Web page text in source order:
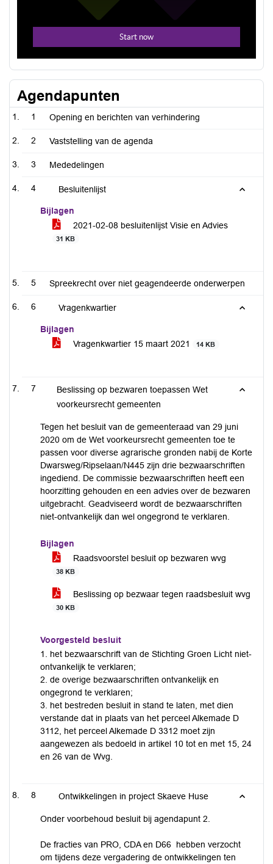
Agendapunten
1 Opening en berichten van verhindering
2 Vaststelling van de agenda
3 Mededelingen
4 Besluitenlijst
Bijlagen
2021-02-08 besluitenlijst Visie en Advies
31 KB
5 Spreekrecht over niet geagendeerde onderwerpen
6 Vragenkwartier
Bijlagen
Vragenkwartier 15 maart 2021
14 KB
7
Beslissing op bezwaren toepassen Wet
voorkeursrecht gemeenten
Tegen het besluit van de gemeenteraad van 29 juni
2020 om de Wet voorkeursrecht gemeenten toe te
passen voor diverse agrarische gronden nabij de Korte
Dwarsweg/Ripselaan/N445 zijn drie bezwaarschriften
ingediend. De commissie bezwaarschriften heeft een
hoorzitting gehouden en een advies over de bezwaren
uitgebracht. Geadviseerd wordt de bezwaarschriften
niet-ontvankelijk dan wel ongegrond te verklaren.
Bijlagen
Raadsvoorstel besluit op bezwaren wvg
38 KB
Beslissing op bezwaar tegen raadsbesluit wvg
30 KB
Voorgesteld besluit
1. het bezwaarschrift van de Stichting Groen Licht niet-
ontvankelijk te verklaren;
2. de overige bezwaarschriften ontvankelijk en
ongegrond te verklaren;
3. het bestreden besluit in stand te laten, met dien
verstande dat in plaats van het perceel Alkemade D
3112, het perceel Alkemade D 3312 moet zijn
aangewezen als bedoeld in artikel 10 tot en met 15, 24
en 26 van de Wvg.
8 Ontwikkelingen in project Skaeve Huse
Onder voorbehoud besluit bij agendapunt 2.
De fracties van PRO, CDA en D66 hebben verzocht
om tijdens deze vergadering de ontwikkelingen ten